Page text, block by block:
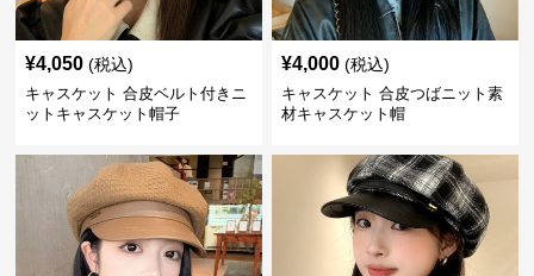
¥4,050 (税込)
キャスケット 合皮ベルト付きニ
ットキャスケット帽子
¥4,000 (税込)
キャスケット 合皮つばニット素
材キャスケット帽